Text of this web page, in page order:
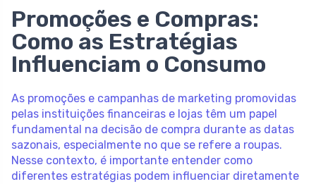
Promoções e Compras:
Como as Estratégias
Influenciam o Consumo
As promoções e campanhas de marketing promovidas
pelas instituições financeiras e lojas têm um papel
fundamental na decisão de compra durante as datas
sazonais, especialmente no que se refere a roupas.
Nesse contexto, é importante entender como
diferentes estratégias podem influenciar diretamente